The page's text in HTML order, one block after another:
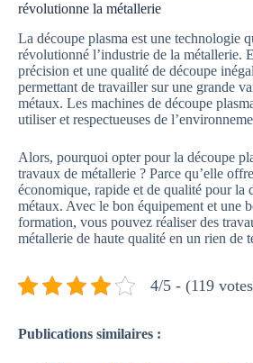
révolutionne la métallerie
La découpe plasma est une technologie
révolutionné l’industrie de la métallerie.
précision et une qualité de découpe
permettant de travailler sur une grande
métaux. Les machines de découpe
utiliser et respectueuses de
Alors, pourquoi opter pour la découpe
travaux de métallerie ? Parce qu’elle
économique, rapide et de qualité pour la
métaux. Avec le bon équipement et une
formation, vous pouvez réaliser des
métallerie de haute qualité en un rien de
4/5 - (119
Publications similaires :